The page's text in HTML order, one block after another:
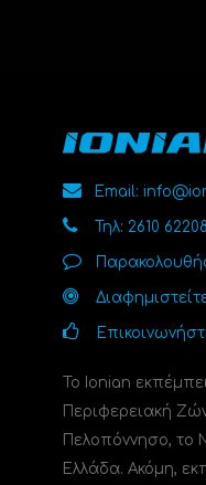
Email:
Τηλ: 2610
Το Ionian
Περιφερειακή
Πελοπόννησο, το
Ελλάδα. Ακόμη,